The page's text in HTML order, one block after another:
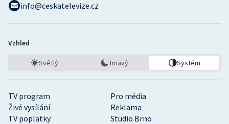
TV program
Pro média
Živé vysílání
Reklama
TV poplatky
Studio Brno
info@ceskatelevize.cz
Vzhled
Světlý Tmavý Systém